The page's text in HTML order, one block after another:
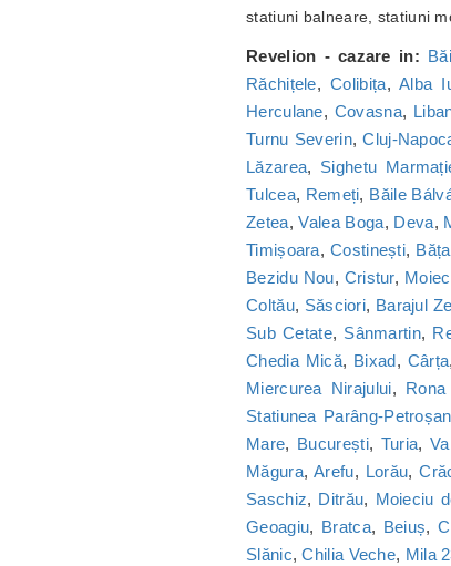
statiuni balneare, statiuni
Revelion - cazare in:
Răchițele,Colibița,Alba
Herculane, Covasna,
Turnu Severin,Cluj-
Lăzarea, Sighetu
Tulcea, Remeți, Băile
Zetea,Valea Boga, Deva,
Timișoara, Costinești,
Bezidu Nou, Cristur,
Coltău, Săsciori, Barajul
Sub Cetate, Sânmartin,
Chedia Mică, Bixad, Cârța
Miercurea Nirajului,
Statiunea Parâng-
Mare, București, Turia,
Măgura,Arefu, Lorău,
Saschiz, Ditrău, Moieciu
Geoagiu, Bratca, Beiuș,
Slănic,Chilia Veche, Mila